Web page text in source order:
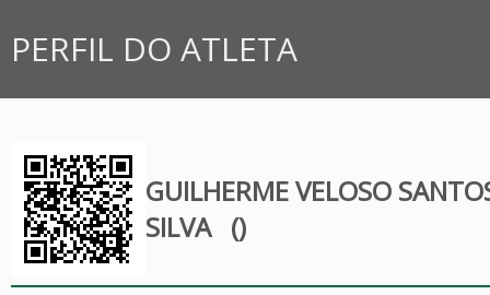
PERFIL DO ATLETA
GUILHERME VELOSO
SILVA ()